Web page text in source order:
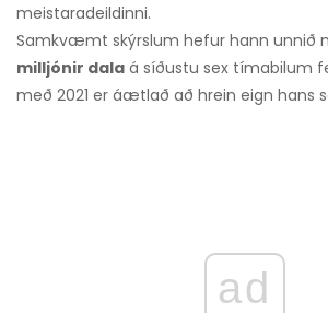
meistaradeildinni.
Samkvæmt skýrslum hefur hann unnið
milljónir dala á síðustu sex tímabilum
með 2021 er áætlað að hrein eign hans
ad